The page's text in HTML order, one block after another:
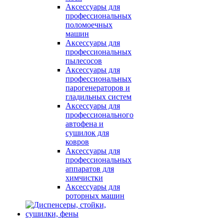
Аксессуары для
профессиональных
поломоечных
машин
Аксессуары для
профессиональных
пылесосов
Аксессуары для
профессиональных
парогенераторов и
гладильных систем
Аксессуары для
профессионального
автофена и
сушилок для
ковров
Аксессуары для
профессиональных
аппаратов для
химчистки
Аксессуары для
роторных машин